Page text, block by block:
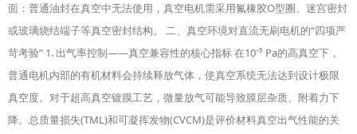
面：普通油封在真空中无法使用，真空电机需采用氟橡胶O型圈、迷宫密封
或玻璃烧结端子等真空密封结构。 二、真空环境对直流无刷电机的“四项严
苛考验” 1. 出气率控制——真空兼容性的核心指标 在10⁻⁵ Pa的高真空下，
普通电机内部的有机材料会持续释放气体，使真空系统无法达到设计极限
真空度。对于超高真空镀膜工艺，微量放气可能导致膜层杂质、附着力下
降。总质量损失(TML)和可凝挥发物(CVCM)是评价材料真空出气性能的关